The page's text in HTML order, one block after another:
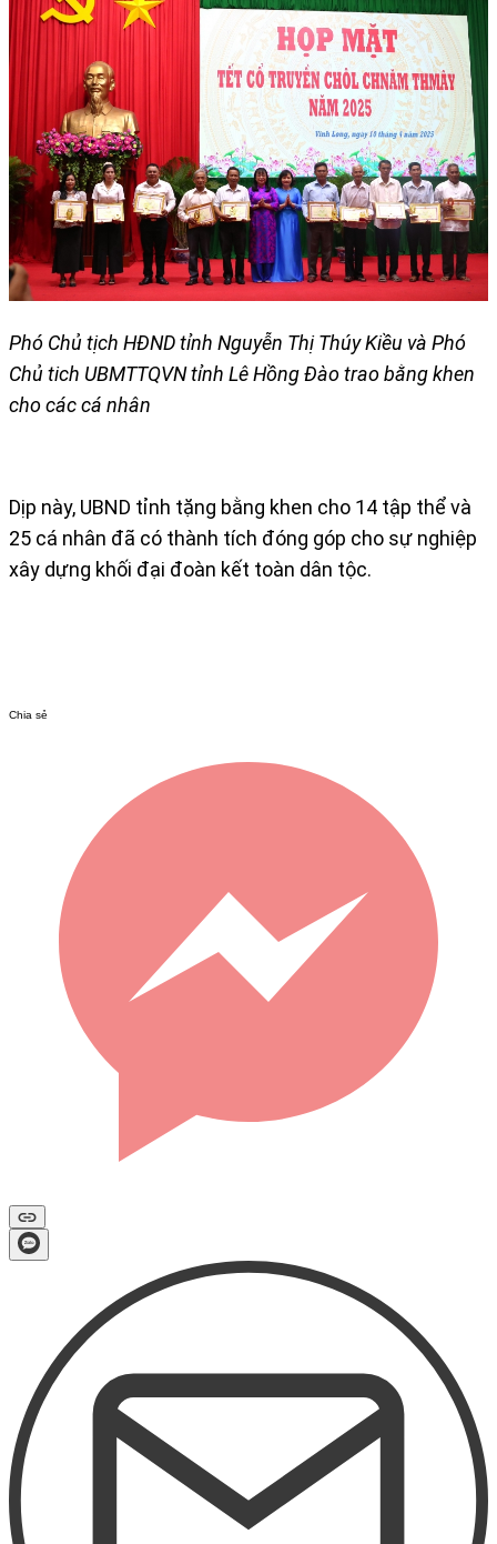
Phó Chủ tịch HĐND tỉnh Nguyễn Thị Thúy Kiều và Phó
Chủ tich UBMTTQVN tỉnh Lê Hồng Đào trao bằng khen
cho các cá nhân
Dịp này, UBND tỉnh tặng bằng khen cho 14 tập thể và
25 cá nhân đã có thành tích đóng góp cho sự nghiệp
xây dựng khối đại đoàn kết toàn dân tộc.
Chia sẻ